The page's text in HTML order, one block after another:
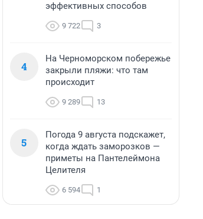
эффективных способов
9 722 3
4
На Черноморском побережье
закрыли пляжи: что там
происходит
9 289 13
5
Погода 9 августа подскажет,
когда ждать заморозков —
приметы на Пантелеймона
Целителя
6 594 1